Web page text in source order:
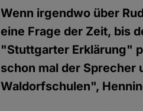
Wenn irgendwo über
eine Frage der Zeit, bis
"Stuttgarter Erklärung"
schon mal der Sprecher
Waldorfschulen",